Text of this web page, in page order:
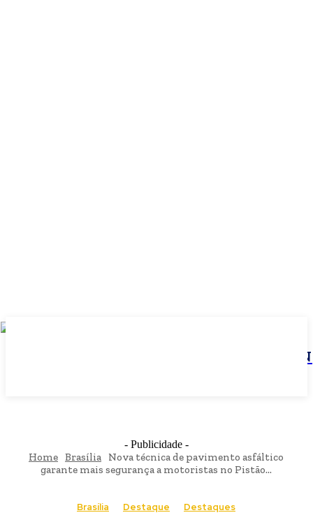
JBN
- Publicidade -
Home Brasília
Nova técnica de pavimento asfáltico
garante mais segurança a motoristas no Pistão...
Brasília Destaque Destaques